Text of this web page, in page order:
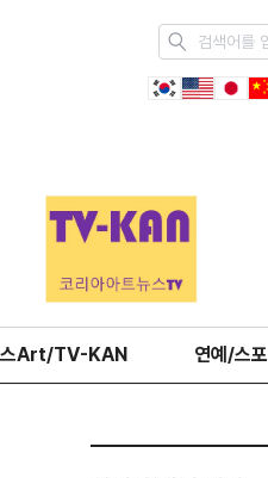
스Art/TV-KAN 연예/스